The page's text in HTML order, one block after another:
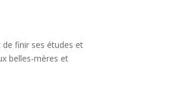
finir ses études et
belles-mères et